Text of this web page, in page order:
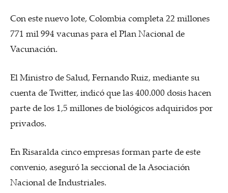
Con este nuevo lote, Colombia completa 22 millones
771 mil 994 vacunas para el Plan Nacional de
Vacunación.
El Ministro de Salud, Fernando Ruiz, mediante su
cuenta de Twitter, indicó que las 400.000 dosis hacen
parte de los 1,5 millones de biológicos adquiridos por
privados.
En Risaralda cinco empresas forman parte de este
convenio, aseguró la seccional de la Asociación
Nacional de Industriales.